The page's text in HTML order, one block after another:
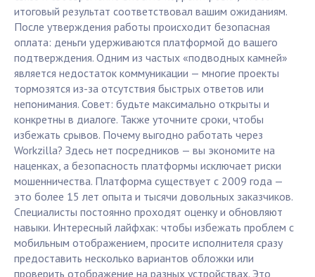
итоговый результат соответствовал вашим ожиданиям.
После утверждения работы происходит безопасная
оплата: деньги удерживаются платформой до вашего
подтверждения. Одним из частых «подводных камней»
является недостаток коммуникации — многие проекты
тормозятся из-за отсутствия быстрых ответов или
непонимания. Совет: будьте максимально открыты и
конкретны в диалоге. Также уточните сроки, чтобы
избежать срывов. Почему выгодно работать через
Workzilla? Здесь нет посредников — вы экономите на
наценках, а безопасность платформы исключает риски
мошенничества. Платформа существует с 2009 года —
это более 15 лет опыта и тысячи довольных заказчиков.
Специалисты постоянно проходят оценку и обновляют
навыки. Интересный лайфхак: чтобы избежать проблем с
мобильным отображением, просите исполнителя сразу
предоставить несколько вариантов обложки или
проверить отображение на разных устройствах. Это